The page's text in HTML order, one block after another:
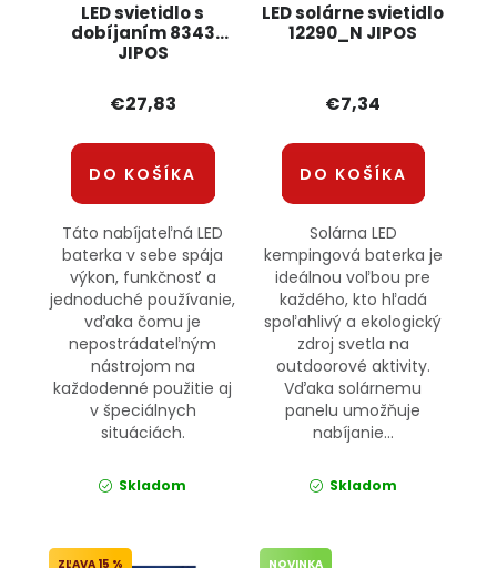
LED svietidlo s
dobíjaním 8343
JIPOS
€27,83
DO KOŠÍKA
Táto nabíjateľná LED
baterka v sebe spája
výkon, funkčnosť a
jednoduché používanie,
vďaka čomu je
nepostrádateľným
nástrojom na
každodenné použitie aj
v špeciálnych
situáciách.
Skladom
LED solárne svietidlo
12290_N JIPOS
€7,34
DO KOŠÍKA
Solárna LED
kempingová baterka je
ideálnou voľbou pre
každého, kto hľadá
spoľahlivý a ekologický
zdroj svetla na
outdoorové aktivity.
Vďaka solárnemu
panelu umožňuje
nabíjanie...
Skladom
15 % NOVINKA